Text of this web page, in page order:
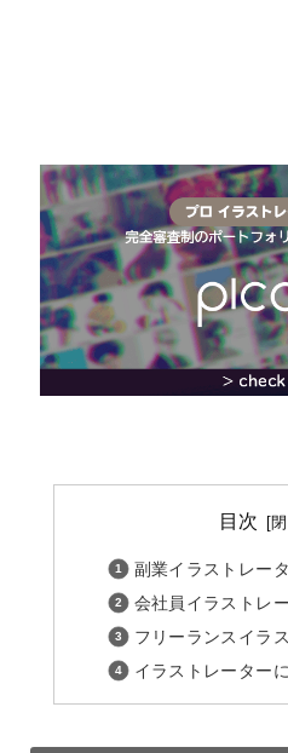
目次
副業イラストレー
会社員イラストレ
フリーランスイラ
イラストレーター